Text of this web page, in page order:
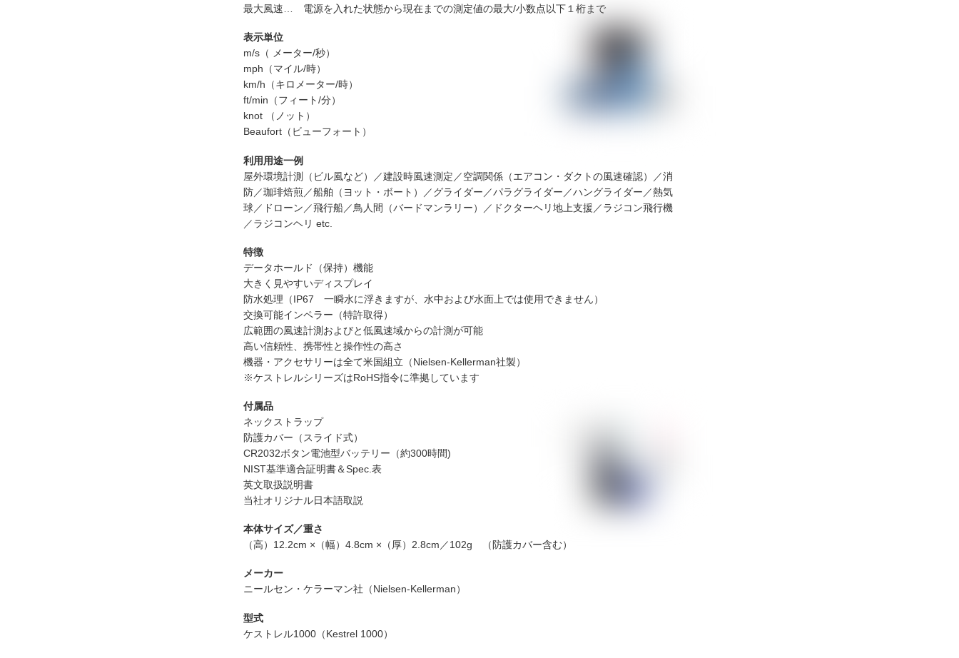
最大風速… 電源を入れた状態から現在までの測定値の最大/小数点以下１桁まで
表示単位
m/s（ メーター/秒）
mph（マイル/時）
km/h（キロメーター/時）
ft/min（フィート/分）
knot （ノット）
Beaufort（ビューフォート）
利用用途一例
屋外環境計測（ビル風など）／建設時風速測定／空調関係（エアコン・ダクトの風速確認）／消
防／珈琲焙煎／船舶（ヨット・ボート） ／グライダー ／パラグライダー ／ハングライダー ／熱気
球／ ドローン ／飛行船／鳥人間（バードマンラリー） ／ ドクターヘリ地上支援 ／ラジコン飛行機
／ラジコンヘリ etc.
特徴
データホールド（保持）機能
大きく見やすいディスプレイ
防水処理（IP67 一瞬水に浮きますが、水中および水面上では使用できません）
交換可能インペラー（特許取得）
広範囲の風速計測およびと低風速域からの計測が可能
高い信頼性、携帯性と操作性の高さ
機器・アクセサリーは全て米国組立（Nielsen-Kellerman社製）
※ケストレルシリーズはRoHS指令に準拠しています
付属品
ネックストラップ
防護カバー（スライド式）
CR2032ボタン電池型バッテリー（約300時間)
NIST基準適合証明書＆Spec.表
英文取扱説明書
当社オリジナル日本語取説
本体サイズ／重さ
（高）12.2cm ×（幅）4.8cm ×（厚）2.8cm／102g （防護カバー含む）
メーカー
ニールセン・ケラーマン社（Nielsen-Kellerman）
型式
ケストレル1000（Kestrel 1000）